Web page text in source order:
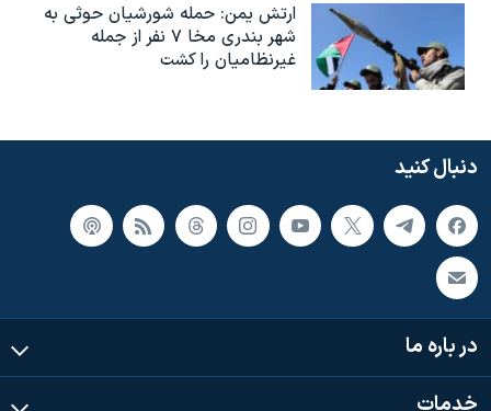
ارتش یمن: حمله شورشیان حوثی به
شهر بندری مخا ۷ نفر از جمله
غیرنظامیان را کشت
دنبال کنید
در باره ما
خدمات